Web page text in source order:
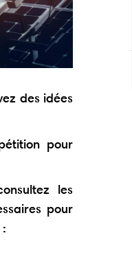
des idées
pour
les
pour